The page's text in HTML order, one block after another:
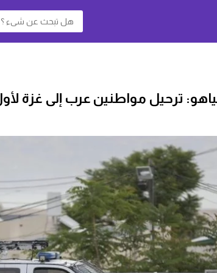
ترحيل مواطنين عرب إلى غزة